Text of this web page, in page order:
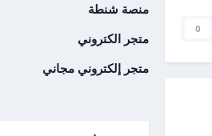
0
منصة شنطة
متجر الكتروني
متجر إلكتروني مجاني